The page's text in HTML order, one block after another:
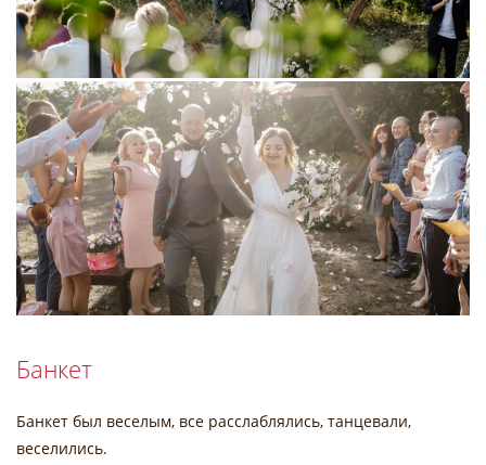
Банкет
Банкет был веселым, все расслаблялись, танцевали,
веселились.